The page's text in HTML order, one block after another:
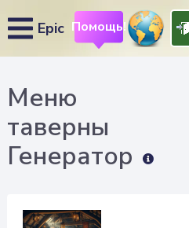
Epic Помощь!
Меню
таверны
Генератор